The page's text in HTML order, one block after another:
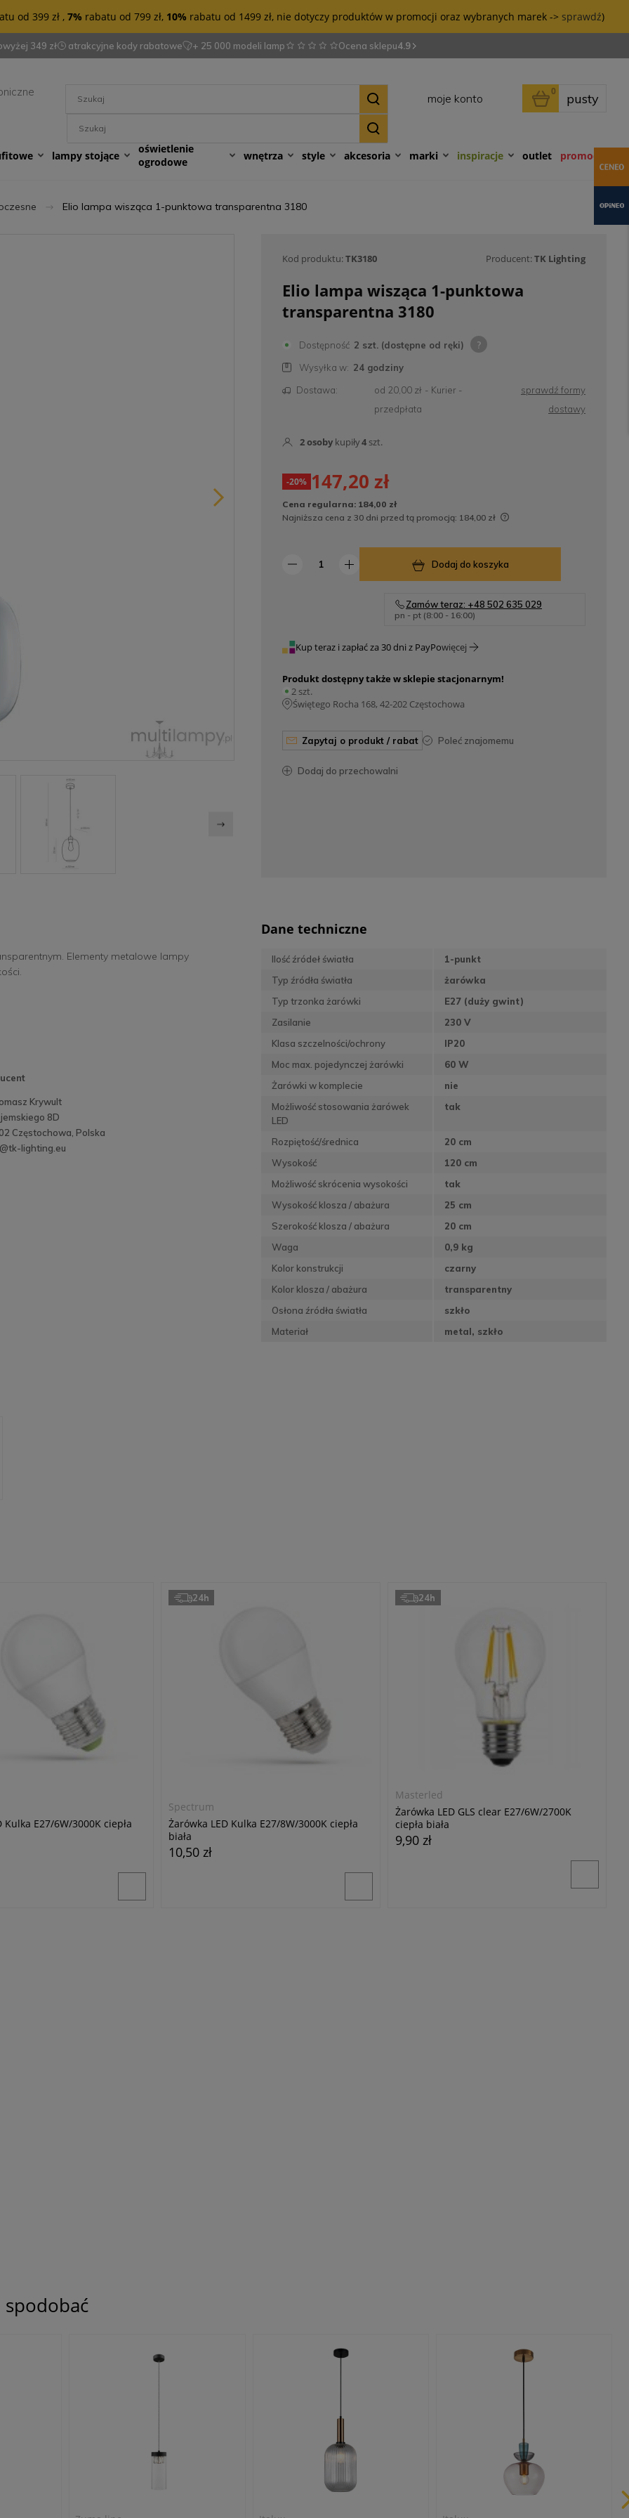
od 399 zł , 7% rabatu od 799 zł, 10% rabatu od 1499 zł, nie dotyczy produktów w promocji oraz wybranych marek -> sprawdź)
349 zł atrakcyjne kody rabatowe + 25 000 modeli lamp Ocena sklepu4.9
moje konto pusty
0
lampy stojące
oświetlenie
ogrodowe
wnętrza style akcesoria marki outlet promocje
inspiracje
Elio lampa wisząca 1-punktowa transparentna 3180
Kod produktu:TK3180 Producent:TK Lighting
Elio lampa wisząca 1-punktowa
transparentna 3180
Dostępność 2 szt. (dostępne od ręki)
Wysyłka w: 24 godziny
Dostawa:
od 20,00 zł - Kurier -
przedpłata
sprawdź formy
dostawy
2osoby kupiły4 szt.
-20% 147,20 zł
Cena regularna: 184,00 zł
Najniższa cena z 30 dni przed tą promocją: 184,00 zł
Jeżeli produkt jest sprzedawany krócej
niż 30 dni, wyświetlana jest najniższa
cena od momentu, kiedy produkt pojawił
Dodaj do koszyka
Zamów teraz: +48 502 635 029
pn - pt (8:00 - 16:00)
Kup teraz i zapłać za 30 dni z PayPowięcej
Produkt dostępny także w sklepie stacjonarnym!
2 szt.
Świętego Rocha 168, 42-202 Częstochowa
zapytaj o produkt / rabat poleć znajomemu
dodaj do przechowalni
Elementy metalowe lampy
Krywult
8D
Częstochowa, Polska
lighting.eu
Dane techniczne
Ilość źródeł światła
1-punkt
Typ źródła światła
żarówka
Typ trzonka żarówki
E27 (duży gwint)
Zasilanie
230 V
Klasa szczelności/ochrony
IP20
Moc max. pojedynczej żarówki
60 W
Żarówki w komplecie
nie
Możliwość stosowania żarówek
LED
tak
Rozpiętość/średnica
20 cm
Wysokość
120 cm
Możliwość skrócenia wysokości
tak
Wysokość klosza / abażura
25 cm
Szerokość klosza / abażura
20 cm
Waga
0,9 kg
Kolor konstrukcji
czarny
Kolor klosza / abażura
transparentny
Osłona źródła światła
szkło
Materiał
metal, szkło
Kulka E27/6W/3000K ciepła
Spectrum
Żarówka LED Kulka E27/8W/3000K ciepła
biała
24h
10,50 zł
Masterled
Żarówka LED GLS clear E27/6W/2700K
ciepła biała
24h
9,90 zł